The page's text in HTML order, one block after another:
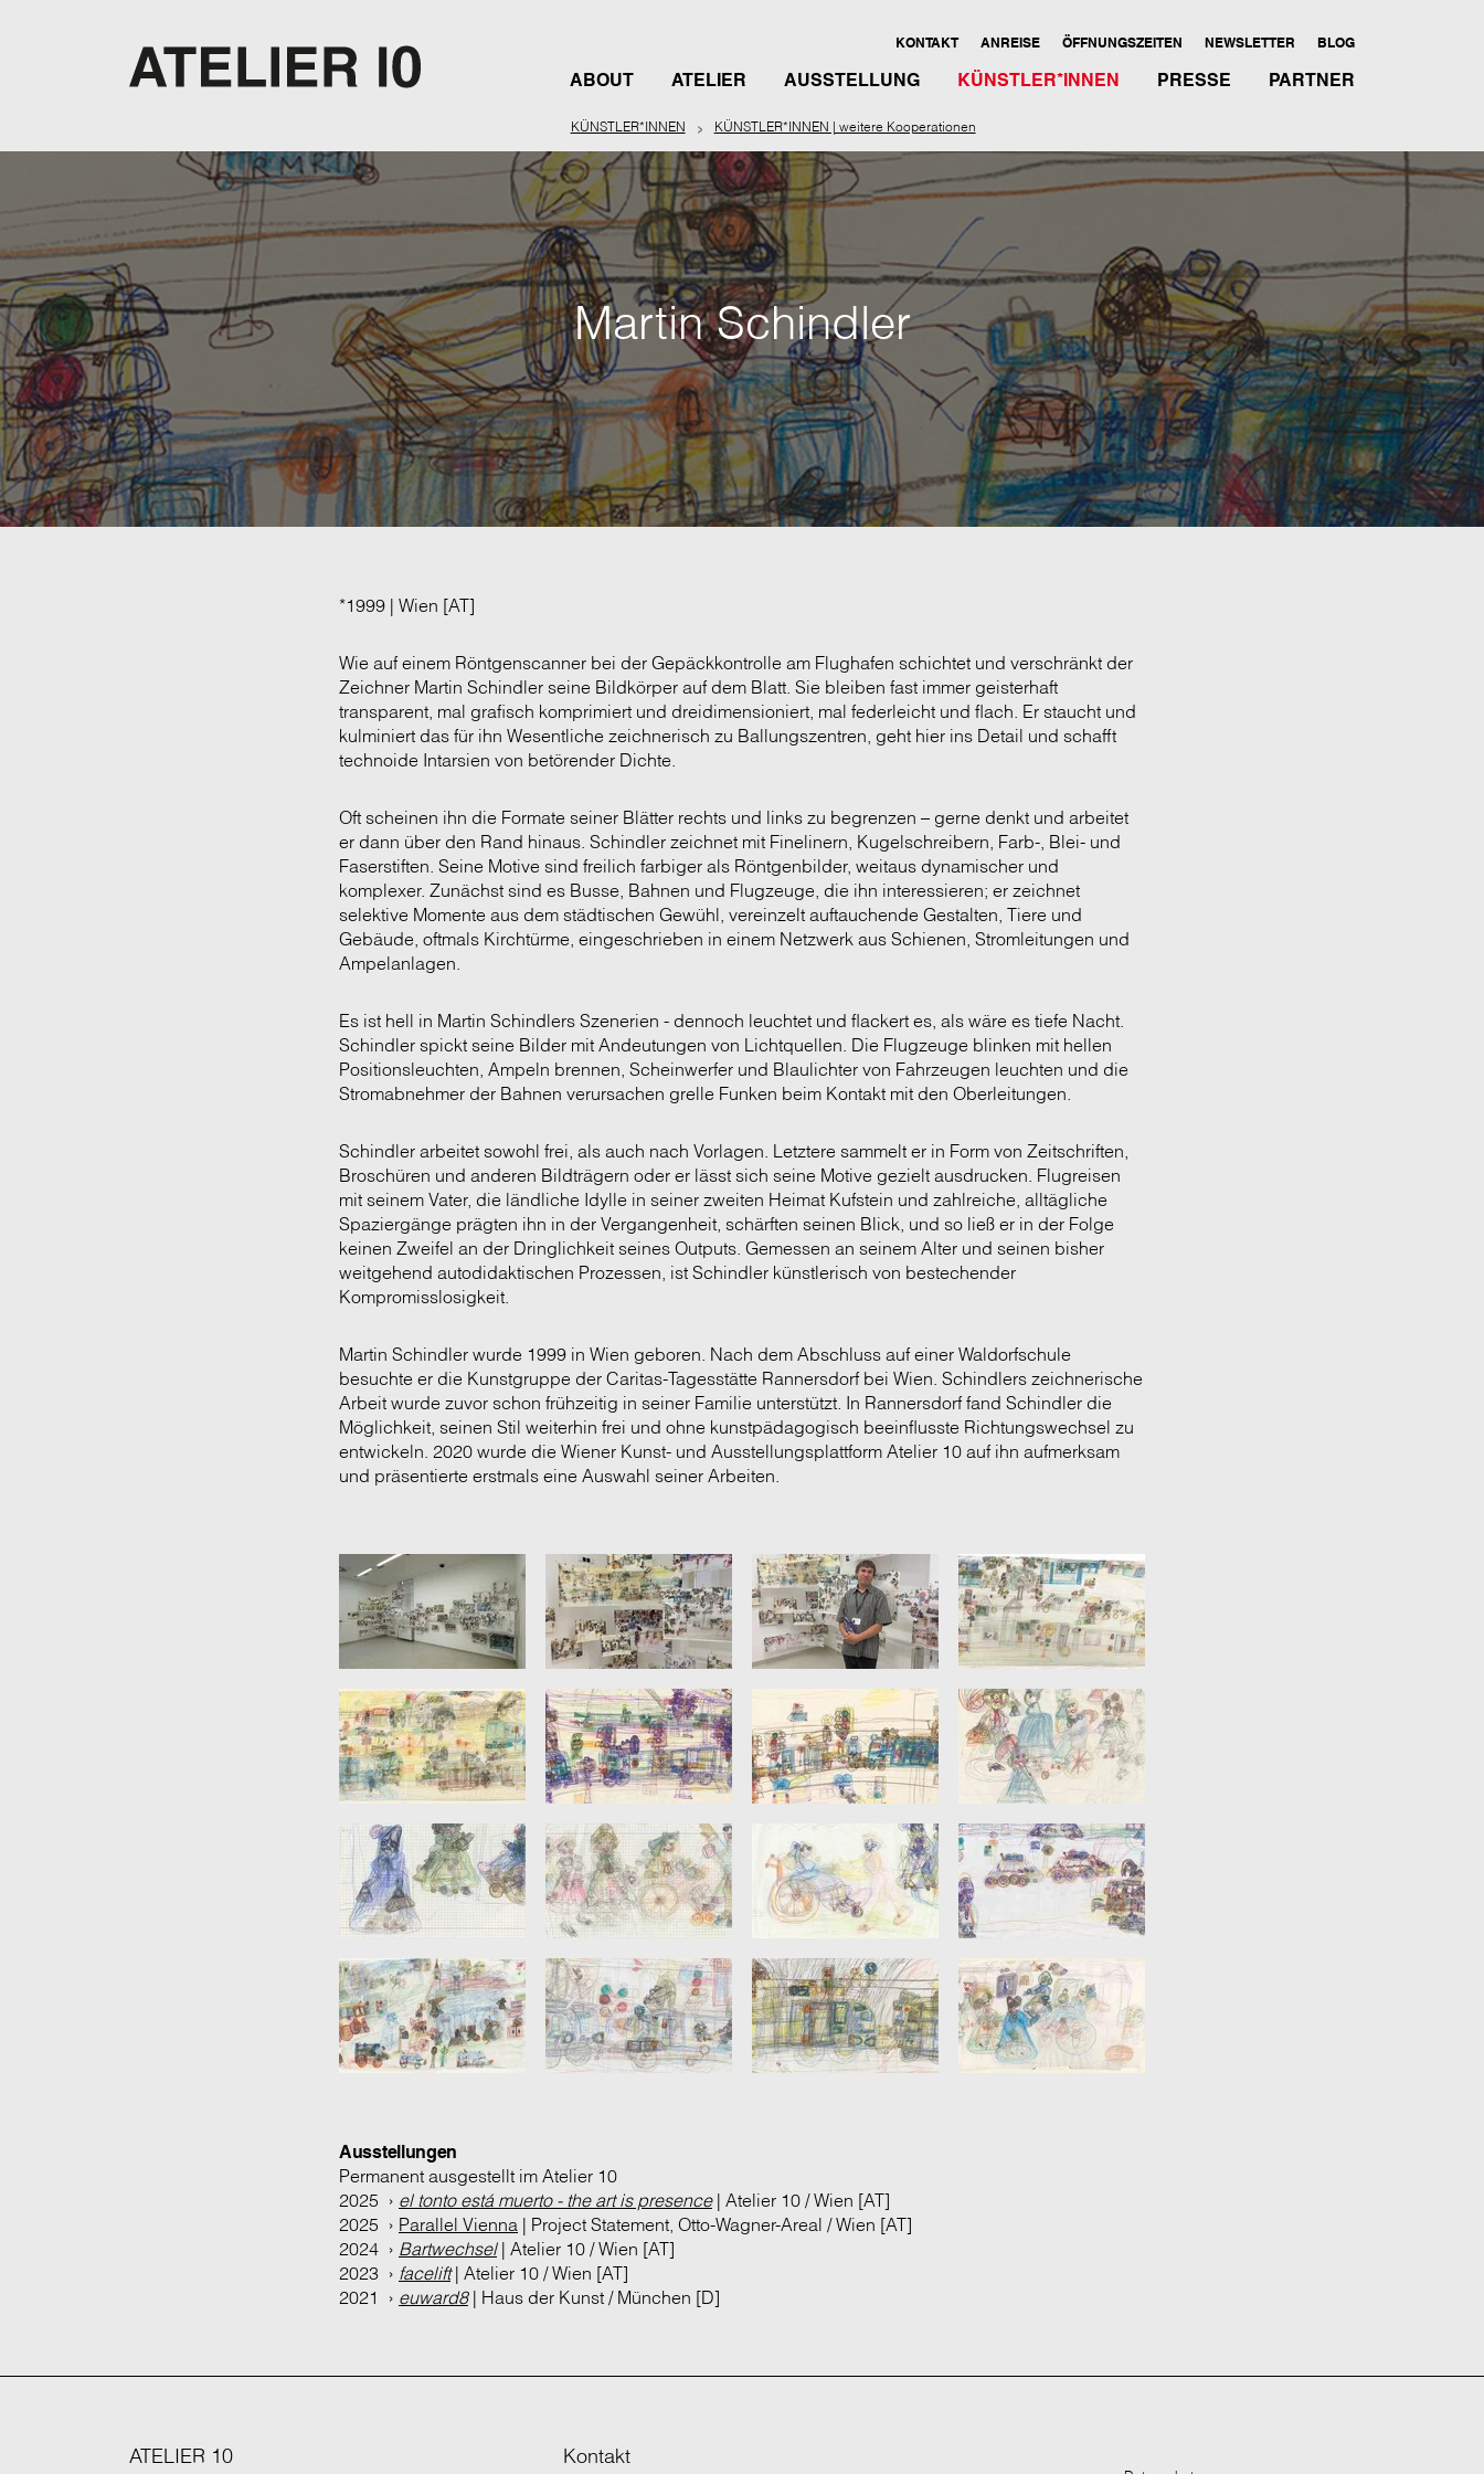
KONTAKT ANREISE ÖFFNUNGSZEITEN NEWSLETTER BLOG
ABOUT ATELIER AUSSTELLUNG KÜNSTLER*INNEN PRESSE PARTNER
KÜNSTLER*INNEN KÜNSTLER*INNEN | weitere Kooperationen
Martin Schindler
*1999 | Wien [AT]
Wie auf einem Röntgenscanner bei der Gepäckkontrolle am Flughafen schichtet und verschränkt der
Zeichner Martin Schindler seine Bildkörper auf dem Blatt. Sie bleiben fast immer geisterhaft
transparent, mal grafisch komprimiert und dreidimensioniert, mal federleicht und flach. Er staucht und
kulminiert das für ihn Wesentliche zeichnerisch zu Ballungszentren, geht hier ins Detail und schafft
technoide Intarsien von betörender Dichte.
Oft scheinen ihn die Formate seiner Blätter rechts und links zu begrenzen – gerne denkt und arbeitet
er dann über den Rand hinaus. Schindler zeichnet mit Finelinern, Kugelschreibern, Farb-, Blei- und
Faserstiften. Seine Motive sind freilich farbiger als Röntgenbilder, weitaus dynamischer und
komplexer. Zunächst sind es Busse, Bahnen und Flugzeuge, die ihn interessieren; er zeichnet
selektive Momente aus dem städtischen Gewühl, vereinzelt auftauchende Gestalten, Tiere und
Gebäude, oftmals Kirchtürme, eingeschrieben in einem Netzwerk aus Schienen, Stromleitungen und
Ampelanlagen.
Es ist hell in Martin Schindlers Szenerien - dennoch leuchtet und flackert es, als wäre es tiefe Nacht.
Schindler spickt seine Bilder mit Andeutungen von Lichtquellen. Die Flugzeuge blinken mit hellen
Positionsleuchten, Ampeln brennen, Scheinwerfer und Blaulichter von Fahrzeugen leuchten und die
Stromabnehmer der Bahnen verursachen grelle Funken beim Kontakt mit den Oberleitungen.
Schindler arbeitet sowohl frei, als auch nach Vorlagen. Letztere sammelt er in Form von Zeitschriften,
Broschüren und anderen Bildträgern oder er lässt sich seine Motive gezielt ausdrucken. Flugreisen
mit seinem Vater, die ländliche Idylle in seiner zweiten Heimat Kufstein und zahlreiche, alltägliche
Spaziergänge prägten ihn in der Vergangenheit, schärften seinen Blick, und so ließ er in der Folge
keinen Zweifel an der Dringlichkeit seines Outputs. Gemessen an seinem Alter und seinen bisher
weitgehend autodidaktischen Prozessen, ist Schindler künstlerisch von bestechender
Kompromisslosigkeit.
Martin Schindler wurde 1999 in Wien geboren. Nach dem Abschluss auf einer Waldorfschule
besuchte er die Kunstgruppe der Caritas-Tagesstätte Rannersdorf bei Wien. Schindlers zeichnerische
Arbeit wurde zuvor schon frühzeitig in seiner Familie unterstützt. In Rannersdorf fand Schindler die
Möglichkeit, seinen Stil weiterhin frei und ohne kunstpädagogisch beeinflusste Richtungswechsel zu
entwickeln. 2020 wurde die Wiener Kunst- und Ausstellungsplattform Atelier 10 auf ihn aufmerksam
und präsentierte erstmals eine Auswahl seiner Arbeiten.
Ausstellungen
Permanent ausgestellt im Atelier 10
2025 › el tonto está muerto - the art is presence | Atelier 10 / Wien [AT]
2025 › Parallel Vienna | Project Statement, Otto-Wagner-Areal / Wien [AT]
2024 › Bartwechsel | Atelier 10 / Wien [AT]
2023 › facelift | Atelier 10 / Wien [AT]
2021 › euward8 | Haus der Kunst / München [D]
ATELIER 10 Kontakt